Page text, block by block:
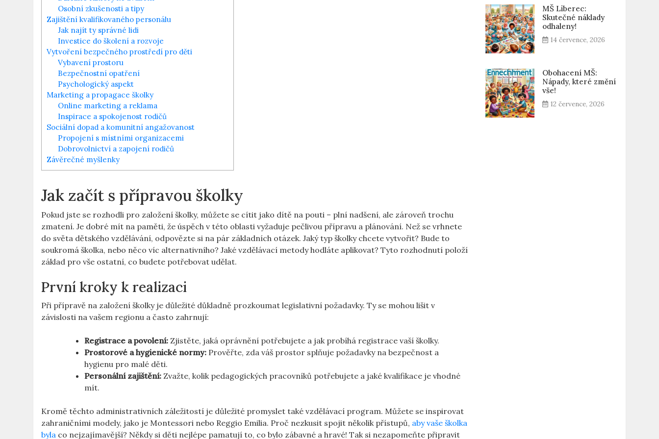
Osobní zkušenosti a tipy
Zajištění kvalifikovaného personálu
Jak najít ty správné lidi
Investice do školení a rozvoje
Vytvoření bezpečného prostředí pro děti
Vybavení prostoru
Bezpečnostní opatření
Psychologický aspekt
Marketing a propagace školky
Online marketing a reklama
Inspirace a spokojenost rodičů
Sociální dopad a komunitní angažovanost
Propojení s místními organizacemi
Dobrovolnictví a zapojení rodičů
Závěrečné myšlenky
Jak začít s přípravou školky
Pokud jste se rozhodli pro založení školky, můžete se cítit jako dítě na pouti – plní nadšení, ale zároveň trochu
zmatení. Je dobré mít na paměti, že úspěch v této oblasti vyžaduje pečlivou přípravu a plánování. Než se vrhnete
do světa dětského vzdělávání, odpovězte si na pár základních otázek. Jaký typ školky chcete vytvořit? Bude to
soukromá školka, nebo něco víc alternativního? Jaké vzdělávací metody hodláte aplikovat? Tyto rozhodnutí položí
základ pro vše ostatní, co budete potřebovat udělat.
První kroky k realizaci
Při přípravě na založení školky je důležité důkladně prozkoumat legislativní požadavky. Ty se mohou lišit v
závislosti na vašem regionu a často zahrnují:
Registrace a povolení: Zjistěte, jaká oprávnění potřebujete a jak probíhá registrace vaší školky.
Prostorové a hygienické normy: Prověřte, zda váš prostor splňuje požadavky na bezpečnost a
hygienu pro malé děti.
Personální zajištění: Zvažte, kolik pedagogických pracovníků potřebujete a jaké kvalifikace je vhodné
mít.
Kromě těchto administrativních záležitostí je důležité promyslet také vzdělávací program. Můžete se inspirovat
zahraničními modely, jako je Montessori nebo Reggio Emilia. Proč nezkusit spojit několik přístupů, aby vaše školka
byla co nejzajímavější? Někdy si děti nejlépe pamatují to, co bylo zábavné a hravé! Tak si nezapomeňte připravit
MŠ Liberec:
Skutečné náklady
odhaleny!
14 července, 2026
Obohacení MŠ:
Nápady, které změní
vše!
12 července, 2026